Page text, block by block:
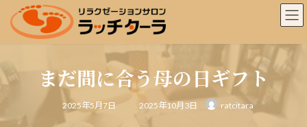
へ
ッ
ョ
移
まだ間に合う母の日ギフト
2025年5月7日
終
2025年10月3日 ratcitara